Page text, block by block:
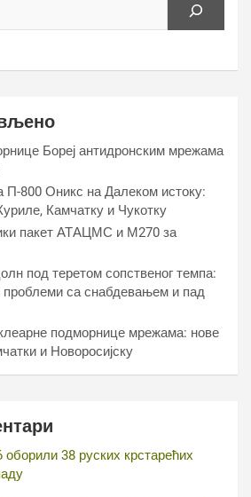
Бореј антидронским мрежама
П-800 Оникс на Далеком истоку:
Камчатку и Чукотку
пакет АТАЦМС и М270 за
под теретом сопственог темпа:
са снабдевањем и пад
подморнице мрежама: нове
и Новоросијску
оборили 38 руских крстарећих